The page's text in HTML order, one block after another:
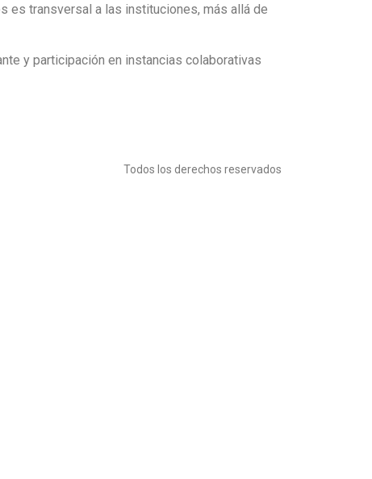
es transversal a las instituciones, más allá de
y participación en instancias colaborativas
Todos los derechos reservados